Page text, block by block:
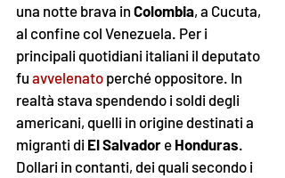
una notte brava in Colombia, a Cucuta,
al confine col Venezuela. Per i
principali quotidiani italiani il deputato
fu avvelenato perché oppositore. In
realtà stava spendendo i soldi degli
americani, quelli in origine destinati a
migranti di El Salvador e Honduras.
Dollari in contanti, dei quali secondo i